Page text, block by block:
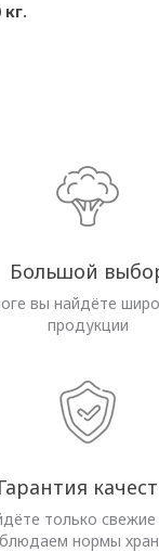
Большой
вы найдёте
продукции
Гарантия
только
нормы